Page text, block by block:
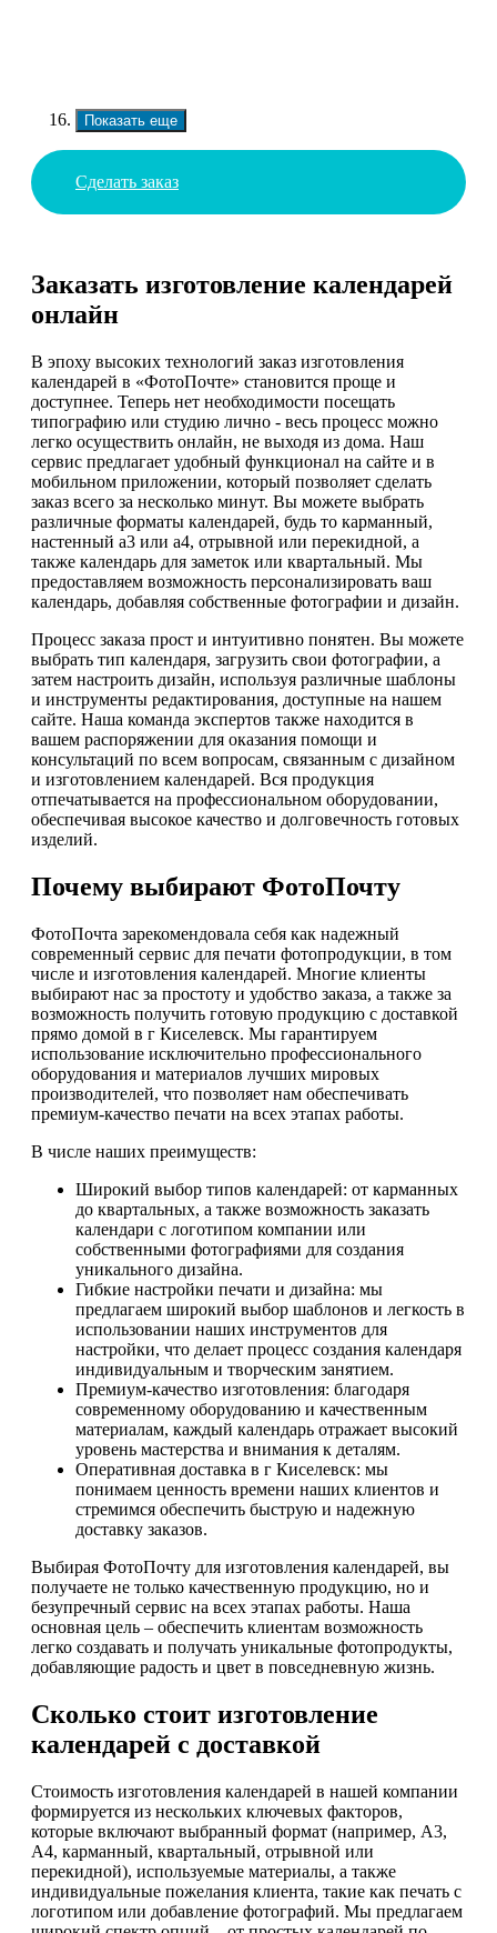
Показать еще
Сделать заказ
Заказать изготовление календарей
онлайн
В эпоху высоких технологий заказ изготовления
календарей в «ФотоПочте» становится проще и
доступнее. Теперь нет необходимости посещать
типографию или студию лично - весь процесс можно
легко осуществить онлайн, не выходя из дома. Наш
сервис предлагает удобный функционал на сайте и в
мобильном приложении, который позволяет сделать
заказ всего за несколько минут. Вы можете выбрать
различные форматы календарей, будь то карманный,
настенный а3 или а4, отрывной или перекидной, а
также календарь для заметок или квартальный. Мы
предоставляем возможность персонализировать ваш
календарь, добавляя собственные фотографии и дизайн.
Процесс заказа прост и интуитивно понятен. Вы можете
выбрать тип календаря, загрузить свои фотографии, а
затем настроить дизайн, используя различные шаблоны
и инструменты редактирования, доступные на нашем
сайте. Наша команда экспертов также находится в
вашем распоряжении для оказания помощи и
консультаций по всем вопросам, связанным с дизайном
и изготовлением календарей. Вся продукция
отпечатывается на профессиональном оборудовании,
обеспечивая высокое качество и долговечность готовых
изделий.
Почему выбирают ФотоПочту
ФотоПочта зарекомендовала себя как надежный
современный сервис для печати фотопродукции, в том
числе и изготовления календарей. Многие клиенты
выбирают нас за простоту и удобство заказа, а также за
возможность получить готовую продукцию с доставкой
прямо домой в г Киселевск. Мы гарантируем
использование исключительно профессионального
оборудования и материалов лучших мировых
производителей, что позволяет нам обеспечивать
премиум-качество печати на всех этапах работы.
В числе наших преимуществ:
Широкий выбор типов календарей: от карманных
до квартальных, а также возможность заказать
календари с логотипом компании или
собственными фотографиями для создания
уникального дизайна.
Гибкие настройки печати и дизайна: мы
предлагаем широкий выбор шаблонов и легкость в
использовании наших инструментов для
настройки, что делает процесс создания календаря
индивидуальным и творческим занятием.
Премиум-качество изготовления: благодаря
современному оборудованию и качественным
материалам, каждый календарь отражает высокий
уровень мастерства и внимания к деталям.
Оперативная доставка в г Киселевск: мы
понимаем ценность времени наших клиентов и
стремимся обеспечить быструю и надежную
доставку заказов.
Выбирая ФотоПочту для изготовления календарей, вы
получаете не только качественную продукцию, но и
безупречный сервис на всех этапах работы. Наша
основная цель – обеспечить клиентам возможность
легко создавать и получать уникальные фотопродукты,
добавляющие радость и цвет в повседневную жизнь.
Сколько стоит изготовление
календарей с доставкой
Стоимость изготовления календарей в нашей компании
формируется из нескольких ключевых факторов,
которые включают выбранный формат (например, А3,
А4, карманный, квартальный, отрывной или
перекидной), используемые материалы, а также
индивидуальные пожелания клиента, такие как печать с
логотипом или добавление фотографий. Мы предлагаем